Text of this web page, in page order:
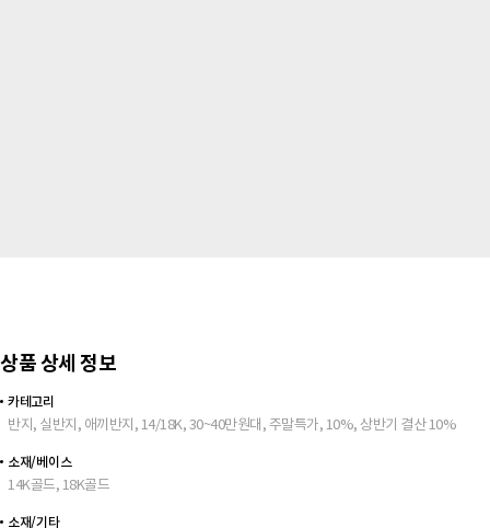
상품 상세 정보
카테고리
반지, 실반지, 애끼반지, 14/18K, 30~40만원대, 주말특가, 10%, 상반기 결산 10%
소재/베이스
14K골드, 18K골드
소재/기타